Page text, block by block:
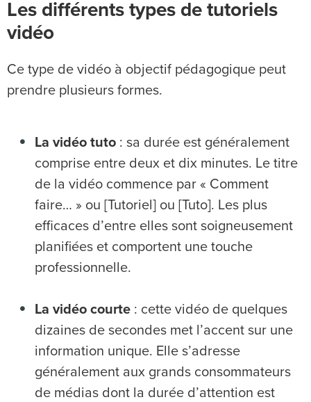
Les différents types de tutoriels
vidéo
Ce type de vidéo à objectif pédagogique peut
prendre plusieurs formes.
La vidéo tuto : sa durée est généralement
comprise entre deux et dix minutes. Le titre
de la vidéo commence par « Comment
faire… » ou [Tutoriel] ou [Tuto]. Les plus
efficaces d’entre elles sont soigneusement
planifiées et comportent une touche
professionnelle.
La vidéo courte : cette vidéo de quelques
dizaines de secondes met l’accent sur une
information unique. Elle s’adresse
généralement aux grands consommateurs
de médias dont la durée d’attention est